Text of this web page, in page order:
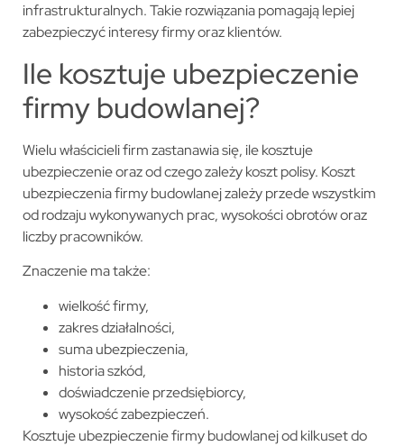
infrastrukturalnych. Takie rozwiązania pomagają lepiej
zabezpieczyć interesy firmy oraz klientów.
Ile kosztuje ubezpieczenie
firmy budowlanej?
Wielu właścicieli firm zastanawia się, ile kosztuje
ubezpieczenie oraz od czego zależy koszt polisy. Koszt
ubezpieczenia firmy budowlanej zależy przede wszystkim
od rodzaju wykonywanych prac, wysokości obrotów oraz
liczby pracowników.
Znaczenie ma także:
wielkość firmy,
zakres działalności,
suma ubezpieczenia,
historia szkód,
doświadczenie przedsiębiorcy,
wysokość zabezpieczeń.
Kosztuje ubezpieczenie firmy budowlanej od kilkuset do